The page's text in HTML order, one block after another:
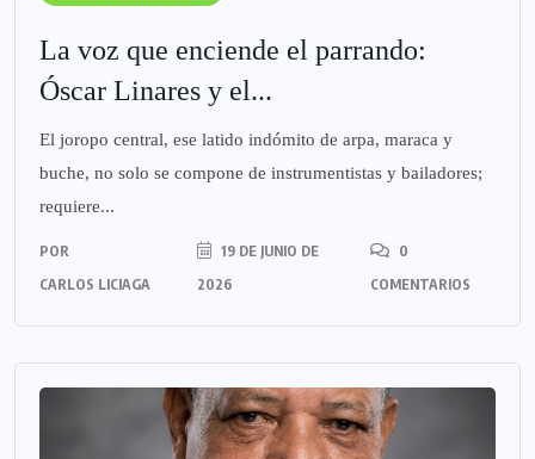
La voz que enciende el parrando:
Óscar Linares y el...
El joropo central, ese latido indómito de arpa, maraca y
buche, no solo se compone de instrumentistas y bailadores;
requiere...
POR
CARLOS LICIAGA
19 DE JUNIO DE
2026
0
COMENTARIOS